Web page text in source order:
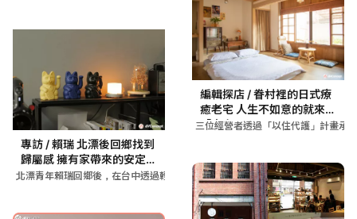
專訪 / 賴瑞 北漂後回鄉找到
歸屬感 擁有家帶來的安定力
量
北漂青年賴瑞回鄉後，在台中透過輕裝修將水泥地板改為木質地板，
編輯探店 / 眷村裡的日式療
癒老宅 人生不如意的就來
「窩囊」吧！
三位經營者透過「以住代護」計畫承